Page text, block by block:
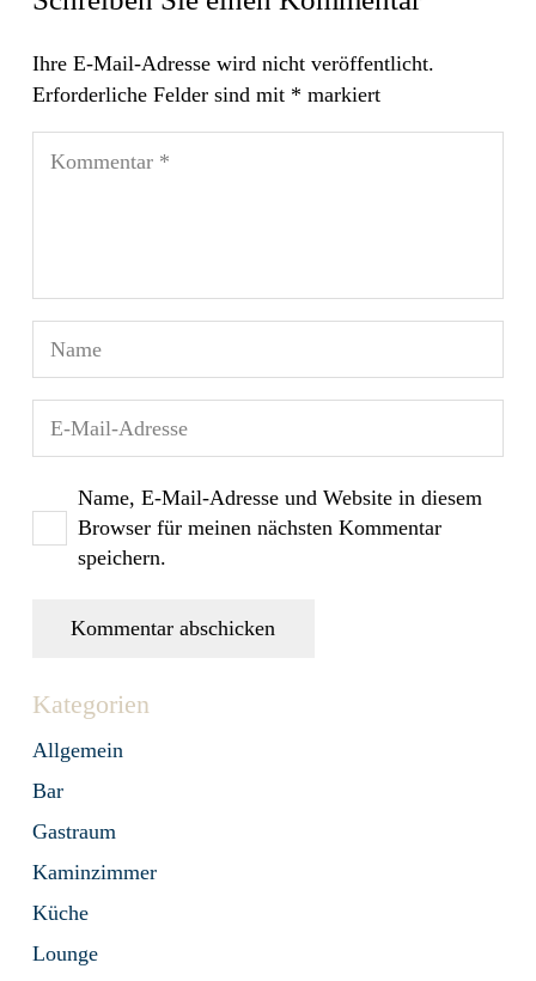
Ihre E-Mail-Adresse wird nicht veröffentlicht.
Erforderliche Felder sind mit * markiert
Name, E-Mail-Adresse und Website in diesem
Browser für meinen nächsten Kommentar
speichern.
Kommentar abschicken
Kategorien
Allgemein
Bar
Gastraum
Kaminzimmer
Küche
Lounge